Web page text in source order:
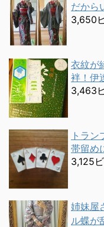
だから
3,650
衣紋が
袢！伊
3,463
トラ
帯留め
3,125
姉妹屋
ル蝶が